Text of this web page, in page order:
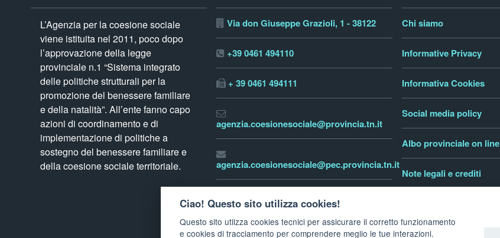
L’Agenzia per la coesione sociale
viene istituita nel 2011, poco dopo
l’approvazione della legge
provinciale n.1 “Sistema integrato
delle politiche strutturali per la
promozione del benessere familiare
e della natalità”. All’ente fanno capo
azioni di coordinamento e di
implementazione di politiche a
sostegno del benessere familiare e
della coesione sociale territoriale.
Via don Giuseppe Grazioli, 1 - 38122
+39 0461 494110
+ 39 0461 494111
agenzia.coesionesociale@provincia.tn.it
agenzia.coesionesociale@pec.provincia.tn.it
Chi siamo
Informative Privacy
Informativa Cookies
Social media policy
Albo provinciale on line
Note legali e crediti
Ciao! Questo sito utilizza cookies!
Questo sito utilzza cookies tecnici per assicurare il corretto funzionamento
e cookies di tracciamento per comprendere meglio le tue interazioni.